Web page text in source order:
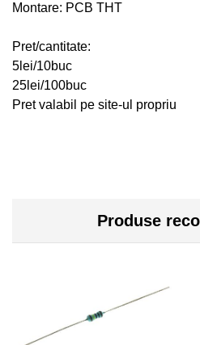
Montare: PCB THT
Pret/cantitate:
5lei/10buc
25lei/100buc
Pret valabil pe site-ul propriu
Produse